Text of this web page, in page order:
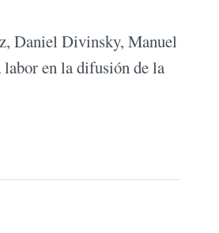
Daniel Divinsky, Manuel
en la difusión de la